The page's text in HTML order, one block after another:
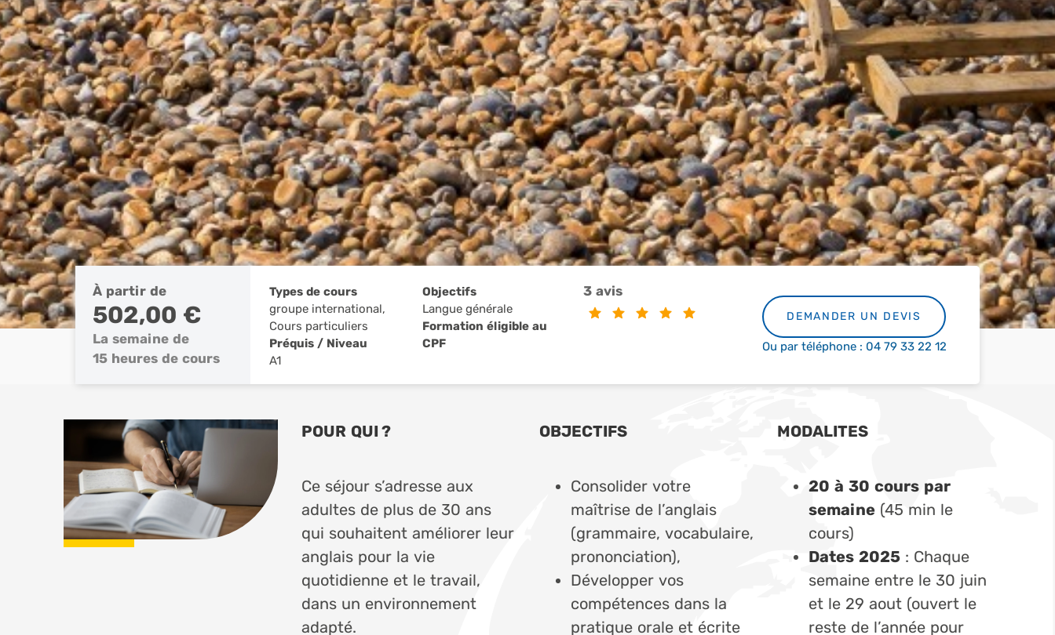
À partir de
502,00 €
La semaine de
15 heures de cours
Types de cours
groupe international,
Cours particuliers
Préquis / Niveau
A1
Objectifs
Langue générale
Formation éligible au
CPF
3 avis
DEMANDER UN DEVIS
Ou par téléphone : 04 79 33 22 12
POUR QUI ?
Ce séjour s’adresse aux
adultes de plus de 30 ans
qui souhaitent améliorer leur
anglais pour la vie
quotidienne et le travail,
dans un environnement
adapté.
OBJECTIFS
Consolider votre
maîtrise de l’anglais
(grammaire, vocabulaire,
prononciation),
Développer vos
compétences dans la
pratique orale et écrite
MODALITES
20 à 30 cours par
semaine (45 min le
cours)
Dates 2025 : Chaque
semaine entre le 30 juin
et le 29 aout (ouvert le
reste de l’année pour